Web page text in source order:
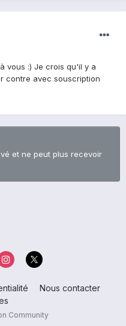
vous :) Je crois qu'il y a
contre avec souscription
et ne peut plus recevoir
Nous contacter
Community